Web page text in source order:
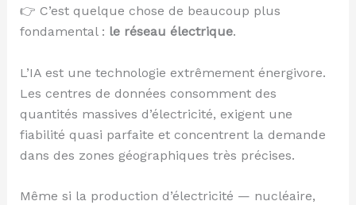
👉 C’est quelque chose de beaucoup plus
fondamental : le réseau électrique.
L’IA est une technologie extrêmement énergivore.
Les centres de données consomment des
quantités massives d’électricité, exigent une
fiabilité quasi parfaite et concentrent la demande
dans des zones géographiques très précises.
Même si la production d’électricité — nucléaire,